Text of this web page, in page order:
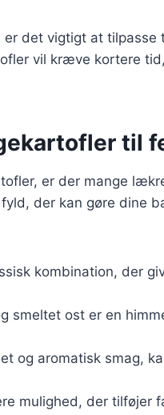
det vigtigt at tilpasse
vil kræve kortere
til
er der mange
der kan gøre dine
kombination, der
smeltet ost er en
og aromatisk smag,
mulighed, der tilføjer